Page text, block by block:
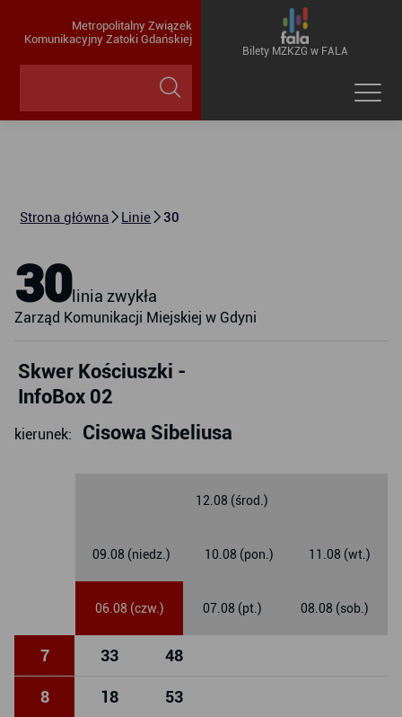
Metropolitalny Związek
Komunikacyjny Zatoki Gdańskiej
Bilety MZKZG w FALA
Strona główna Linie 30
30linia zwykła
Zarząd Komunikacji Miejskiej w Gdyni
Skwer Kościuszki -
InfoBox 02
kierunek: Cisowa Sibeliusa
06.08 (czw.) 07.08 (pt.) 08.08 (sob.)
09.08 (niedz.) 10.08 (pon.) 11.08 (wt.)
12.08 (środ.)
7 33 48
8 18 53